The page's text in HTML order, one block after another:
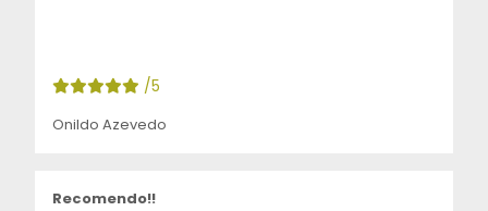
/5
Onildo Azevedo
Recomendo!!